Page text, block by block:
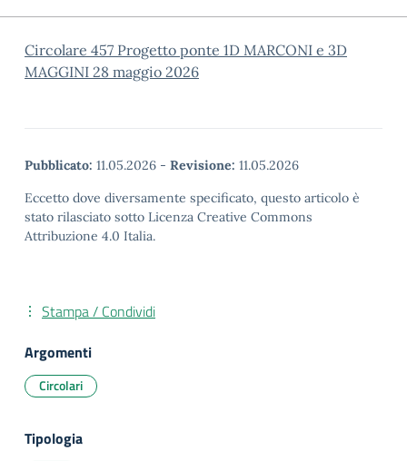
Circolare 457 Progetto ponte 1D MARCONI e 3D
MAGGINI 28 maggio 2026
Pubblicato: 11.05.2026 - Revisione: 11.05.2026
Eccetto dove diversamente specificato, questo articolo è
stato rilasciato sotto Licenza Creative Commons
Attribuzione 4.0 Italia.
Stampa / Condividi
Argomenti
Circolari
Tipologia